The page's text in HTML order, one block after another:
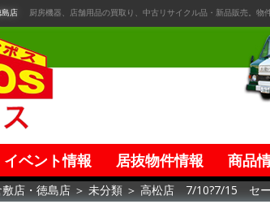
店 厨房機器、店舗用品の買取り、中古リサイクル品・新品販売。物
イベント情報 居抜物件情報 商品
店・徳島店 ＞ 未分類 ＞ 高松店 7/10?7/15 セー